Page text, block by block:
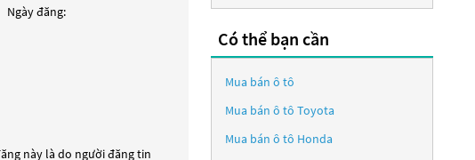
Ngày đăng:
này là do người đăng tin
Có thể bạn cần
Mua bán ô tô
Mua bán ô tô Toyota
Mua bán ô tô Honda